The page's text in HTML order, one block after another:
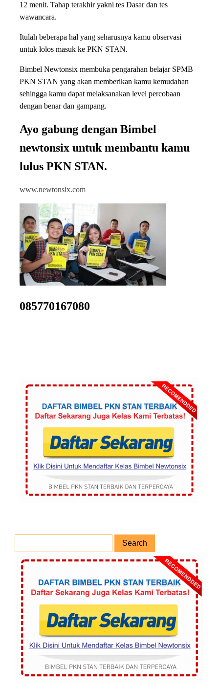
12 menit. Tahap terakhir yakni tes Dasar dan tes
wawancara.
Itulah beberapa hal yang seharusnya kamu observasi
untuk lolos masuk ke PKN STAN.
Bimbel Newtonsix membuka pengarahan belajar SPMB
PKN STAN yang akan memberikan kamu kemudahan
sehingga kamu dapat melaksanakan level percobaan
dengan benar dan gampang.
Ayo gabung dengan Bimbel
newtonsix untuk membantu kamu
lulus PKN STAN.
www.newtonsix.com
085770167080